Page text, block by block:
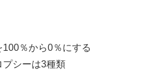
％から0％にする
プシーは3種類